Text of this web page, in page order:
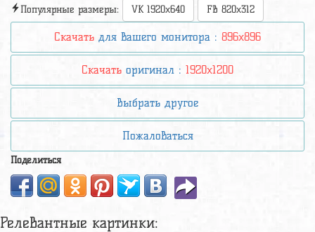
Популярные размеры:
VK 1920x640 FB 820x312
Скачать для вашего монитора : 896x896
Скачать оригинал : 1920x1200
Выбрать другое
Пожаловаться
Поделиться
Релевантные картинки: